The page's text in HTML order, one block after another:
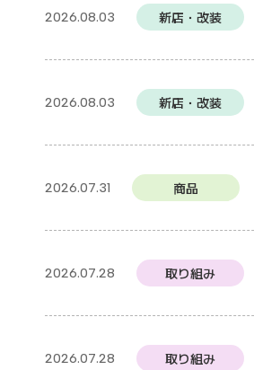
2026.08.03 新店・改装
2026.08.03 新店・改装
2026.07.31 商品
2026.07.28 取り組み
2026.07.28 取り組み